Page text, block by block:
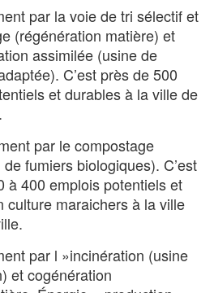
par la voie de tri sélectif et
(régénération matière) et
assimilée (usine de
C’est près de 500
et durables à la ville de
par le compostage
fumiers biologiques). C’est
à 400 emplois potentiels et
culture maraichers à la ville
par l »incinération (usine
et cogénération